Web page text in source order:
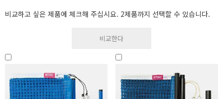
비교하고 싶은 제품에 체크해 주십시요. 2제품까지 선택할 수 있습니다.
비교한다